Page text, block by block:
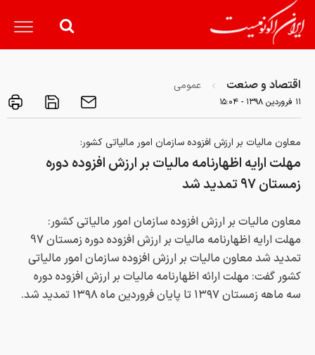
اقتصاد و صنعت عمومی
۱۱ فروردين ۱۳۹۸ - ۱۵:۰۴
معاون مالیات بر ارزش افزوده سازمان امور مالیاتی کشور:
مهلت ارایه اظهارنامه مالیات بر ارزش افزوده دوره
زمستان ۹۷ تمدید شد
معاون مالیات بر ارزش افزوده سازمان امور مالیاتی کشور:
مهلت ارایه اظهارنامه مالیات بر ارزش افزوده دوره زمستان 97
تمدید شد معاون مالیات بر ارزش افزوده سازمان امور مالیاتی
کشور گفت: مهلت ارائه اظهارنامه مالیات بر ارزش افزوده دوره
سه ماهه زمستان ۱۳۹۷ تا پایان فروردین ماه ۱۳۹۸ تمدید شد.